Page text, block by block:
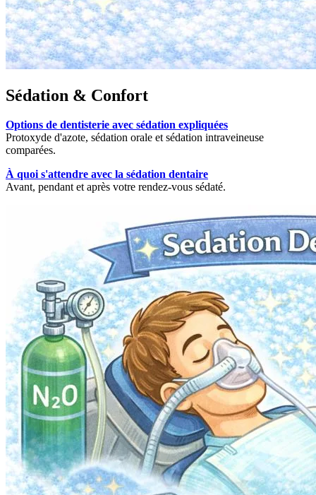
Sédation & Confort
Options de dentisterie avec sédation expliquées
Protoxyde d'azote, sédation orale et sédation intraveineuse
comparées.
À quoi s'attendre avec la sédation dentaire
Avant, pendant et après votre rendez-vous sédaté.